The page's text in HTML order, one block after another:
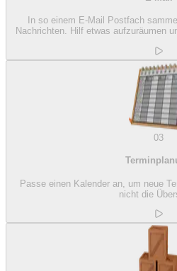
In so einem E-Mail Postfach
Nachrichten. Hilf etwas aufzuräumen
03
Passe einen Kalender an, um neue
nicht die